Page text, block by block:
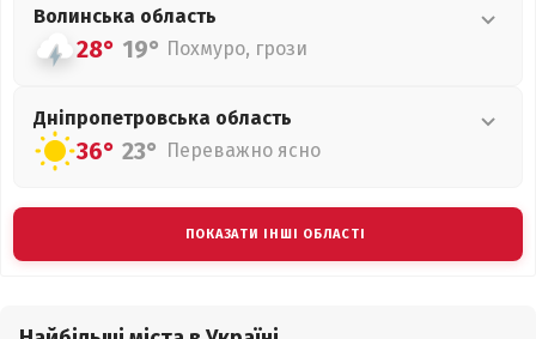
Волинська область
28° 19° Похмуро, грози
Дніпропетровська область
36° 23° Переважно ясно
ПОКАЗАТИ ІНШІ ОБЛАСТІ